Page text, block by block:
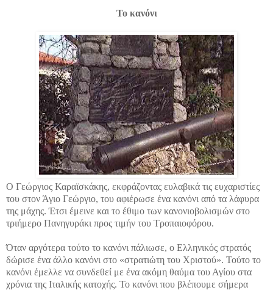
Το κανόνι
Ο Γεώργιος Καραϊσκάκης, εκφράζοντας ευλαβικά τις ευχαριστίες
του στον Άγιο Γεώργιο, του αφιέρωσε ένα κανόνι από τα λάφυρα
της μάχης. Έτσι έμεινε και το έθιμο των κανονιοβολισμών στο
τριήμερο Πανηγυράκι προς τιμήν του Τροπαιοφόρου.
Όταν αργότερα τούτο το κανόνι πάλιωσε, ο Ελληνικός στρατός
δώρισε ένα άλλο κανόνι στο «στρατιώτη του Χριστού». Τούτο το
κανόνι έμελλε να συνδεθεί με ένα ακόμη θαύμα του Αγίου στα
χρόνια της Ιταλικής κατοχής. Το κανόνι που βλέπουμε σήμερα